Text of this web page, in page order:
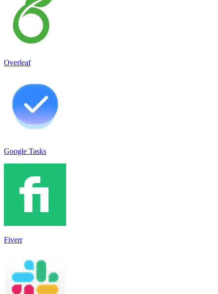
Overleaf
Google Tasks
Fiverr